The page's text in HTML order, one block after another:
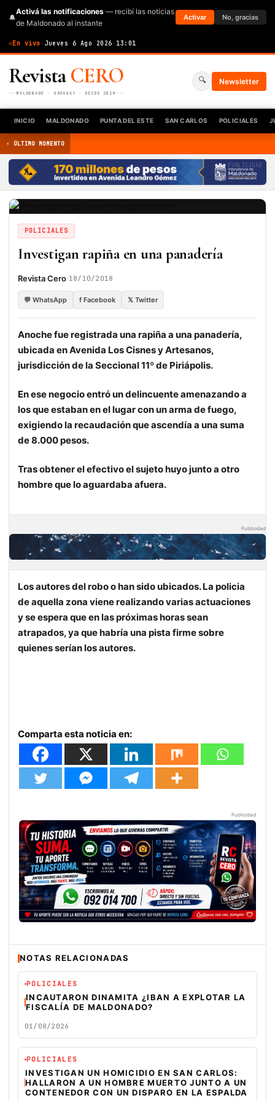
🔔
Activá las notificaciones — recibí las noticias
de Maldonado al instante
Activar No, gracias
En vivo · Jueves 6 Ago 2026 · 13:01
RevistaCERO
MALDONADO · URUGUAY · DESDE 2010
🔍 Newsletter
INICIO MALDONADO PUNTA DEL ESTE SAN CARLOS POLICIALES
⚡ ÚLTIMO MOMENTO
PUBLICIDAD
POLICIALES
Investigan rapiña en una panadería
Revista Cero·18/10/2018
💬 WhatsApp f Facebook 𝕏 Twitter
Anoche fue registrada una rapiña a una panadería,
ubicada en Avenida Los Cisnes y Artesanos,
jurisdicción de la Seccional 11º de Piriápolis.
En ese negocio entró un delincuente amenazando a
los que estaban en el lugar con un arma de fuego,
exigiendo la recaudación que ascendía a una suma
de 8.000 pesos.
Tras obtener el efectivo el sujeto huyo junto a otro
hombre que lo aguardaba afuera.
Publicidad
Los autores del robo o han sido ubicados. La policia
de aquella zona viene realizando varias actuaciones
y se espera que en las próximas horas sean
atrapados, ya que habría una pista firme sobre
quienes serían los autores.
Comparta esta noticia en:
Publicidad
NOTAS RELACIONADAS
POLICIALES
INCAUTARON DINAMITA ¿IBAN A EXPLOTAR LA
FISCALÍA DE MALDONADO?
01/08/2026
POLICIALES
INVESTIGAN UN HOMICIDIO EN SAN CARLOS:
HALLARON A UN HOMBRE MUERTO JUNTO A UN
CONTENEDOR CON UN DISPARO EN LA ESPALDA